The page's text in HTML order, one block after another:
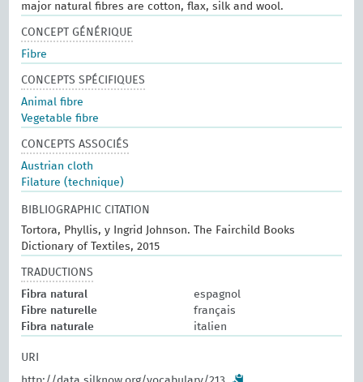
major natural fibres are cotton, flax, silk and wool.
CONCEPT GÉNÉRIQUE
Fibre
CONCEPTS SPÉCIFIQUES
Animal fibre
Vegetable fibre
CONCEPTS ASSOCIÉS
Austrian cloth
Filature (technique)
BIBLIOGRAPHIC CITATION
Tortora, Phyllis, y Ingrid Johnson. The Fairchild Books
Dictionary of Textiles, 2015
TRADUCTIONS
Fibra natural
espagnol
Fibre naturelle
français
Fibra naturale
italien
URI